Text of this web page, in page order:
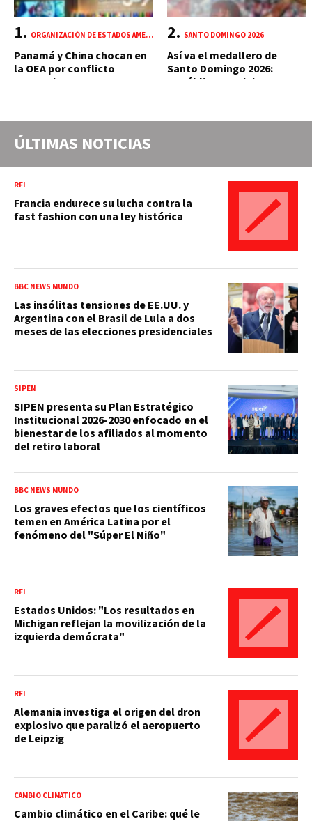
ORGANIZACIÓN DE ESTADOS AMERICANOS (OEA)
Panamá y China chocan en
la OEA por conflicto
portuario y mercante
SANTO DOMINGO 2026
Así va el medallero de
Santo Domingo 2026:
República Dominicana
ÚLTIMAS NOTICIAS
RFI
Francia endurece su lucha contra la
fast fashion con una ley histórica
BBC NEWS MUNDO
Las insólitas tensiones de EE.UU. y
Argentina con el Brasil de Lula a dos
meses de las elecciones presidenciales
SIPEN
SIPEN presenta su Plan Estratégico
Institucional 2026-2030 enfocado en el
bienestar de los afiliados al momento
del retiro laboral
BBC NEWS MUNDO
Los graves efectos que los científicos
temen en América Latina por el
fenómeno del "Súper El Niño"
RFI
Estados Unidos: "Los resultados en
Michigan reflejan la movilización de la
izquierda demócrata"
RFI
Alemania investiga el origen del dron
explosivo que paralizó el aeropuerto
de Leipzig
CAMBIO CLIMÁTICO
Cambio climático en el Caribe: qué le